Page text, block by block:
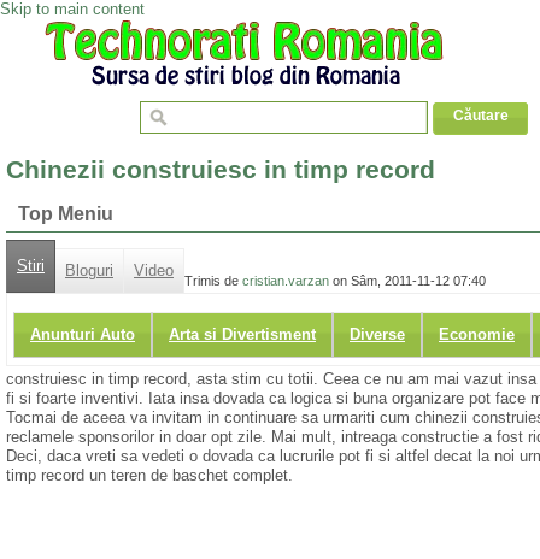
Skip to main content
Chinezii construiesc in timp record
Top Meniu
Stiri Bloguri Video
Anunturi Auto Arta si Divertisment Diverse Economie
Trimis de cristian.varzan on Sâm, 2011-11-12 07:40
construiesc in timp record, asta stim cu totii. Ceea ce nu am mai vazut
fi si foarte inventivi. Iata insa dovada ca logica si buna organizare pot face
Tocmai de aceea va invitam in continuare sa urmariti cum chinezii
reclamele sponsorilor in doar opt zile. Mai mult, intreaga constructie a fost
Deci, daca vreti sa vedeti o dovada ca lucrurile pot fi si altfel decat la noi
timp record un teren de baschet complet.